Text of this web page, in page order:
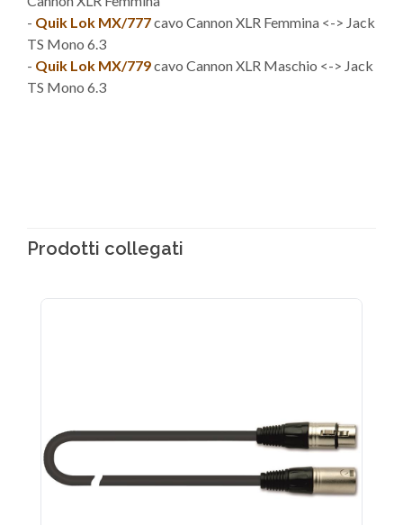
- Quik Lok MX/777cavo Cannon XLR Femmina <-> Jack
TS Mono 6.3
- Quik Lok MX/779cavo Cannon XLR Maschio <-> Jack
TS Mono 6.3
Prodotti collegati